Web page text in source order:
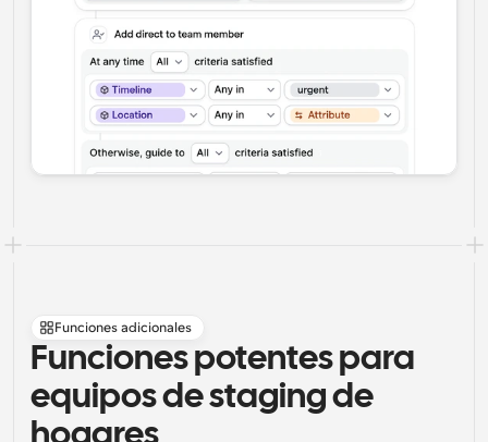
Funciones adicionales
Funciones potentes para
equipos de staging de